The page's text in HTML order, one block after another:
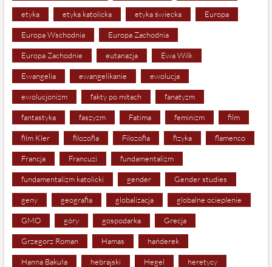
etyka etyka katolicka etyka świecka Europa
Europa Wschodnia Europa Zachodnia
Europa Zachodnie eutanazja Ewa Wilk
Ewangelia ewangelikanie ewolucja
ewolucjonizm fakty po mitach fanatyzm
fantastyka faszyzm Fatima feminizm film
film Kler filozofia Filozofia fizyka flamenco
Francja Francuzi fundamentalizm
fundamentalizm katolicki gender Gender studies
geny geografia globalizacja globalne ocieplenie
GMO góry gospodarka Grecja
Grzegorz Roman Hamas hańderek
Hanna Bakuła hebrajski Hegel heretycy